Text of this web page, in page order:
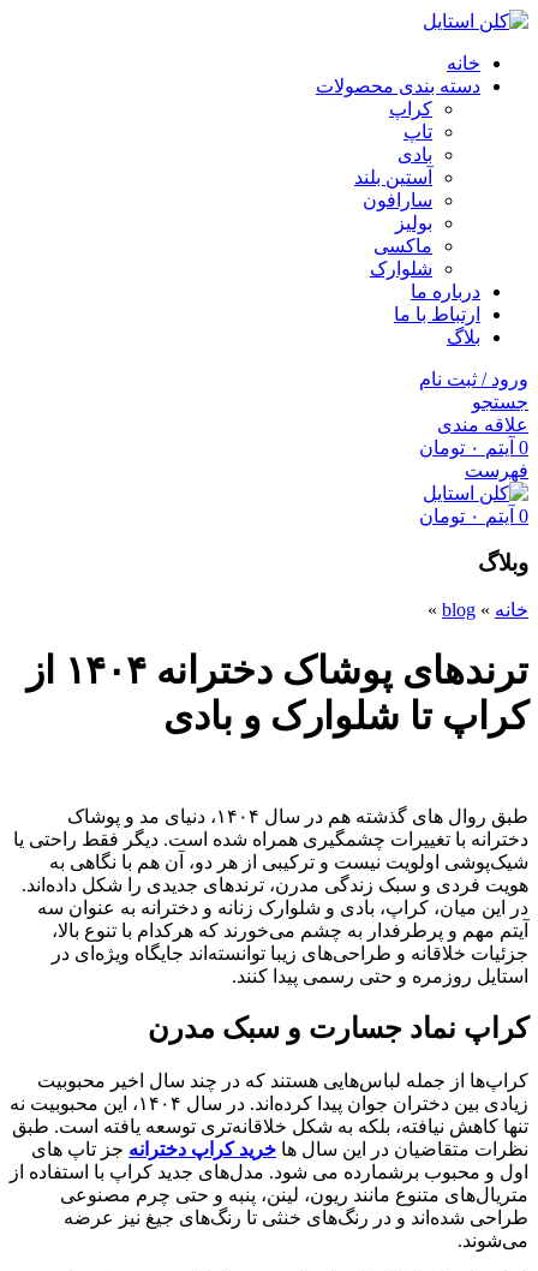
خانه
دسته بندی محصولات
کراپ
تاپ
بادی
آستین بلند
سارافون
بولیز
ماکسی
شلوارک
درباره ما
ارتباط با ما
بلاگ
ورود / ثبت نام
جستجو
علاقه مندی
0 آیتم ۰ تومان
فهرست
0 آیتم ۰ تومان
وبلاگ
خانه »
blog
»
ترندهای پوشاک دخترانه ۱۴۰۴ از
کراپ تا شلوارک و بادی
طبق روال های گذشته هم در سال ۱۴۰۴، دنیای مد و پوشاک
دخترانه با تغییرات چشمگیری همراه شده است. دیگر فقط راحتی یا
شیک‌پوشی اولویت نیست و ترکیبی از هر دو، آن هم با نگاهی به
هویت فردی و سبک زندگی مدرن، ترندهای جدیدی را شکل داده‌اند.
در این میان، کراپ، بادی و شلوارک زنانه و دخترانه به عنوان سه
آیتم مهم و پرطرفدار به چشم می‌خورند که هرکدام با تنوع بالا،
جزئیات خلاقانه و طراحی‌های زیبا توانسته‌اند جایگاه ویژه‌ای در
استایل روزمره و حتی رسمی پیدا کنند.
کراپ نماد جسارت و سبک مدرن
کراپ‌ها از جمله لباس‌هایی هستند که در چند سال اخیر محبوبیت
زیادی بین دختران جوان پیدا کرده‌اند. در سال ۱۴۰۴، این محبوبیت نه
تنها کاهش نیافته، بلکه به شکل خلاقانه‌تری توسعه یافته است. طبق
نظرات متقاضیان در این سال ها خرید کراپ دخترانه جز تاپ های
اول و محبوب برشمارده می شود. مدل‌های جدید کراپ با استفاده از
متریال‌های متنوع مانند ریون، لینن، پنبه و حتی چرم مصنوعی
طراحی شده‌اند و در رنگ‌های خنثی تا رنگ‌های جیغ نیز عرضه
می‌شوند.